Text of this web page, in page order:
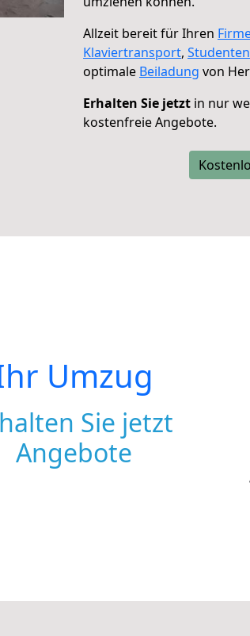
Allzeit bereit für Ihren
Klaviertransport,
optimale Beiladung von
Erhalten Sie jetzt in nur
kostenfreie Angebote.
Umzug
Sie jetzt
Angebote